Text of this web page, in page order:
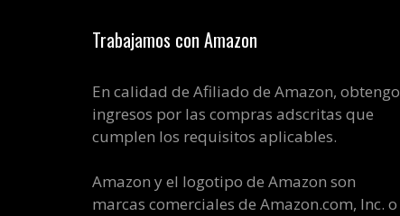
Trabajamos con Amazon
En calidad de Afiliado de Amazon, obtengo
ingresos por las compras adscritas que
cumplen los requisitos aplicables.
Amazon y el logotipo de Amazon son
marcas comerciales de Amazon.com, Inc. o